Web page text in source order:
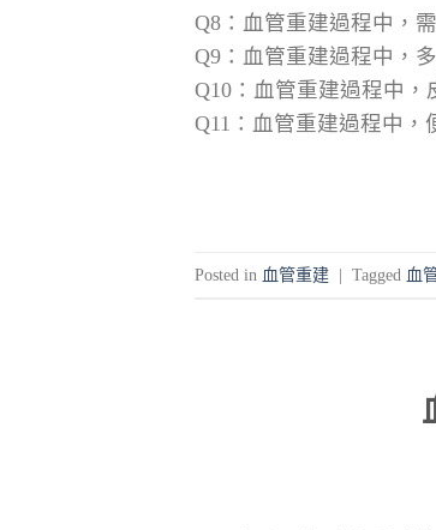
Q8：血管重建過程中，
Q9：血管重建過程中，
Q10：血管重建過程中，
Q11：血管重建過程中，
Posted in 血管重建 | Tagged 血